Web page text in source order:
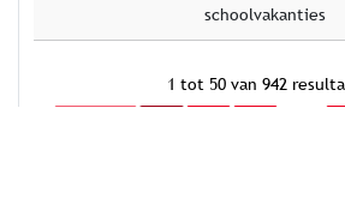
schoolvakanties
1 tot 50 van 942